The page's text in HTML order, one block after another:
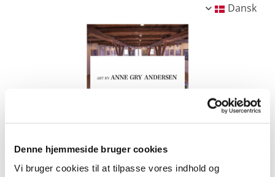
Denne hjemmeside bruger cookies
Vi bruger cookies til at tilpasse vores indhold og
Dansk